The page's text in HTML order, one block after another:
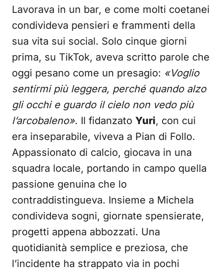
Lavorava in un bar, e come molti coetanei
condivideva pensieri e frammenti della
sua vita sui social. Solo cinque giorni
prima, su TikTok, aveva scritto parole che
oggi pesano come un presagio: «Voglio
sentirmi più leggera, perché quando alzo
gli occhi e guardo il cielo non vedo più
l’arcobaleno». Il fidanzato Yuri, con cui
era inseparabile, viveva a Pian di Follo.
Appassionato di calcio, giocava in una
squadra locale, portando in campo quella
passione genuina che lo
contraddistingueva. Insieme a Michela
condivideva sogni, giornate spensierate,
progetti appena abbozzati. Una
quotidianità semplice e preziosa, che
l’incidente ha strappato via in pochi